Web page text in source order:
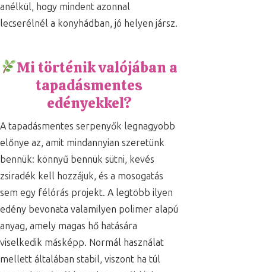
anélkül, hogy mindent azonnal
lecserélnél a konyhádban, jó helyen jársz.
Mi történik valójában a
tapadásmentes
edényekkel?
A tapadásmentes serpenyők legnagyobb
előnye az, amit mindannyian szeretünk
bennük: könnyű bennük sütni, kevés
zsiradék kell hozzájuk, és a mosogatás
sem egy félórás projekt. A legtöbb ilyen
edény bevonata valamilyen polimer alapú
anyag, amely magas hő hatására
viselkedik másképp. Normál használat
mellett általában stabil, viszont ha túl